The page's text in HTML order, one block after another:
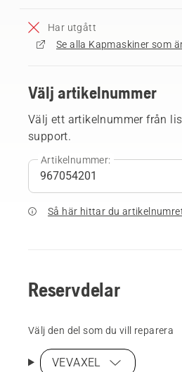
Har utgått
Se alla Kapmaskiner som
Välj artikelnummer
Välj ett artikelnummer från
support.
Artikelnummer:
Så här hittar du
Reservdelar
Välj den del som du vill reparera
VEVAXEL